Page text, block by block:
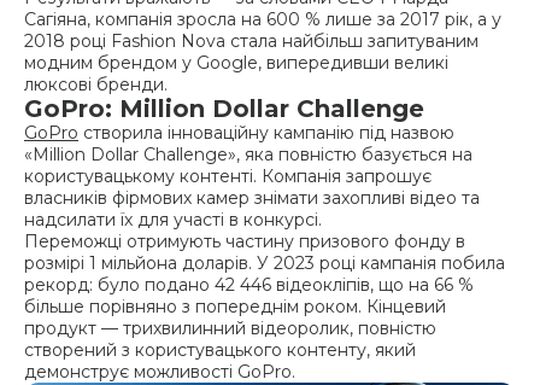
Сагіяна, компанія зросла на 600 % лише за 2017 рік, а у
2018 році Fashion Nova стала найбільш запитуваним
модним брендом у Google, випередивши великі
люксові бренди.
GoPro: Million Dollar Challenge
GoPro створила інноваційну кампанію під назвою
«Million Dollar Challenge», яка повністю базується на
користувацькому контенті. Компанія запрошує
власників фірмових камер знімати захопливі відео та
надсилати їх для участі в конкурсі.
Переможці отримують частину призового фонду в
розмірі 1 мільйона доларів. У 2023 році кампанія побила
рекорд: було подано 42 446 відеокліпів, що на 66 %
більше порівняно з попереднім роком. Кінцевий
продукт — трихвилинний відеоролик, повністю
створений з користувацького контенту, який
демонструє можливості GoPro.